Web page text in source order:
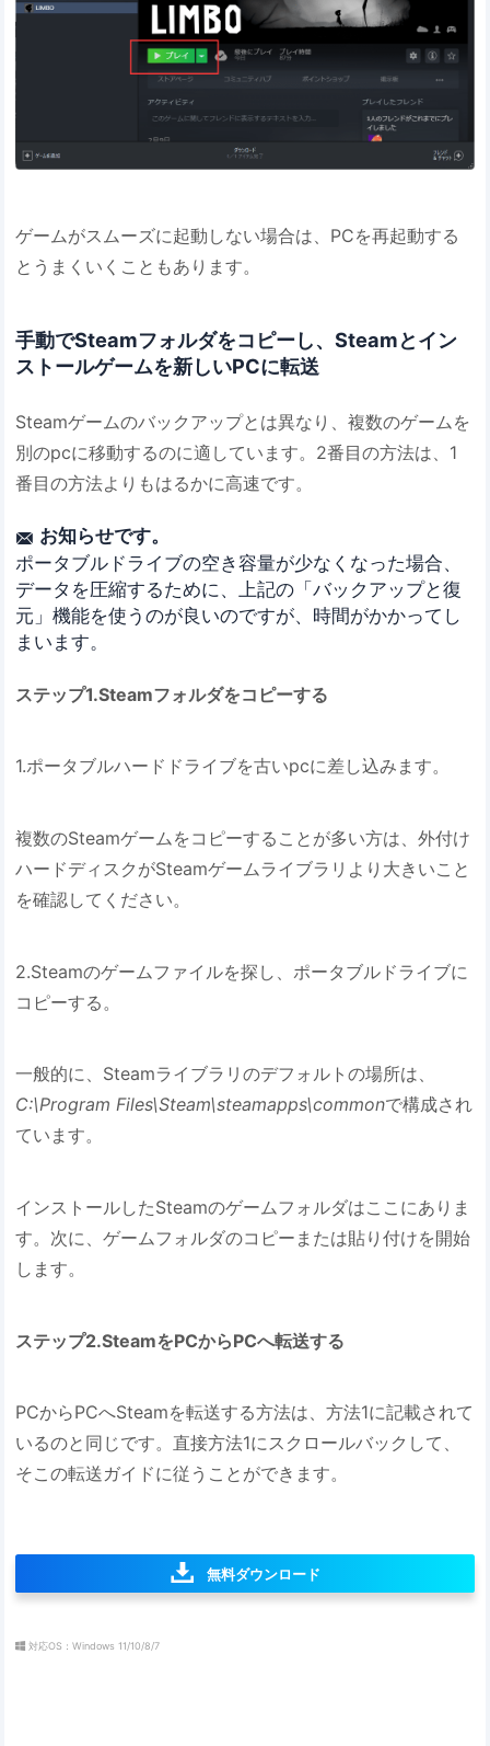
ゲームがスムーズに起動しない場合は、PCを再起動する
とうまくいくこともあります。
手動でSteamフォルダをコピーし、Steamとイン
ストールゲームを新しいPCに転送
Steamゲームのバックアップとは異なり、複数のゲームを
別のpcに移動するのに適しています。2番目の方法は、1
番目の方法よりもはるかに高速です。
 お知らせです。
ポータブルドライブの空き容量が少なくなった場合、
データを圧縮するために、上記の「バックアップと復
元」機能を使うのが良いのですが、時間がかかってし
まいます。
ステップ1.Steamフォルダをコピーする
1.ポータブルハードドライブを古いpcに差し込みます。
複数のSteamゲームをコピーすることが多い方は、外付け
ハードディスクがSteamゲームライブラリより大きいこと
を確認してください。
2.Steamのゲームファイルを探し、ポータブルドライブに
コピーする。
一般的に、Steamライブラリのデフォルトの場所は、
C:\Program Files\Steam\steamapps\commonで構成され
ています。
インストールしたSteamのゲームフォルダはここにありま
す。次に、ゲームフォルダのコピーまたは貼り付けを開始
します。
ステップ2.SteamをPCからPCへ転送する
PCからPCへSteamを転送する方法は、方法1に記載されて
いるのと同じです。直接方法1にスクロールバックして、
そこの転送ガイドに従うことができます。
無料ダウンロード
対応OS：Windows 11/10/8/7